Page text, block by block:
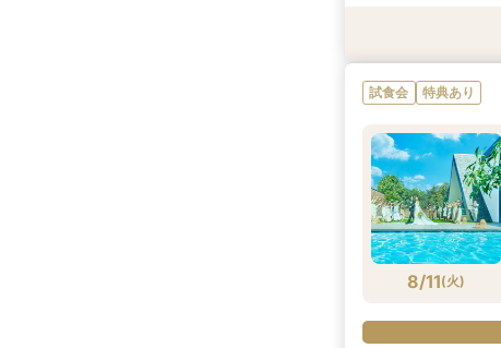
8/10(月)
8/10(月)
8/10(月)
8/10(月)
試食会 特典あり
8/11(火)